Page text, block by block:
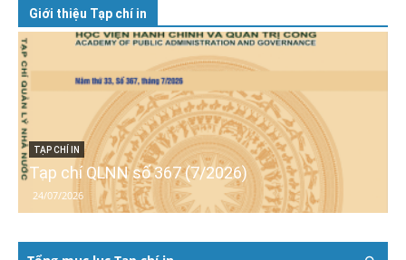
Giới thiệu Tạp chí in
TẠP CHÍ IN
Tạp chí QLNN số 367 (7/2026)
24/07/2026